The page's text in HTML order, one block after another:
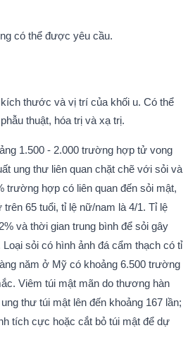
có thể được yêu cầu.
thước và vị trí của khối u. Có thể
thuật, hóa trị và xạ trị.
1.500 - 2.000 trường hợp tử vong
ung thư liên quan chặt chẽ với sỏi và
trường hợp có liên quan đến sỏi mật,
65 tuổi, tỉ lệ nữ/nam là 4/1. Tỉ lệ
và thời gian trung bình để sỏi gây
sỏi có hình ảnh đá cẩm thạch có tỉ
năm ở Mỹ có khoảng 6.500 trường
Viêm túi mật mãn do thương hàn
thư túi mật lên đến khoảng 167 lần;
tích cực hoặc cắt bỏ túi mật để dự